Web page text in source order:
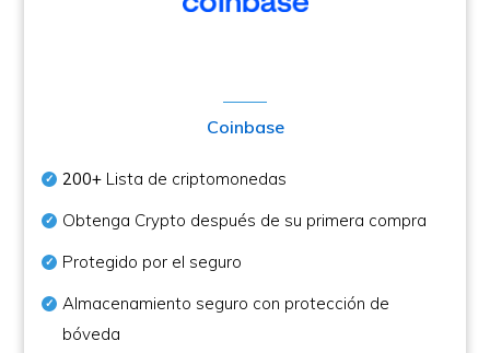
Coinbase
200+ Lista de criptomonedas
Obtenga Crypto después de su primera compra
Protegido por el seguro
Almacenamiento seguro con protección de
bóveda